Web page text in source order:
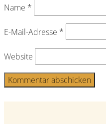
Name *
E-Mail-Adresse *
Website